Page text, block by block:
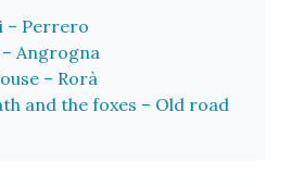
– Perrero
Angrogna
– Rorà
and the foxes – Old road